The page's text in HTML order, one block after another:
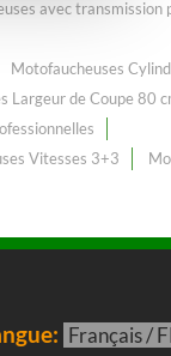
avec transmission
Motofaucheuses
Largeur de Coupe 80
Vitesses 3+3
Français /